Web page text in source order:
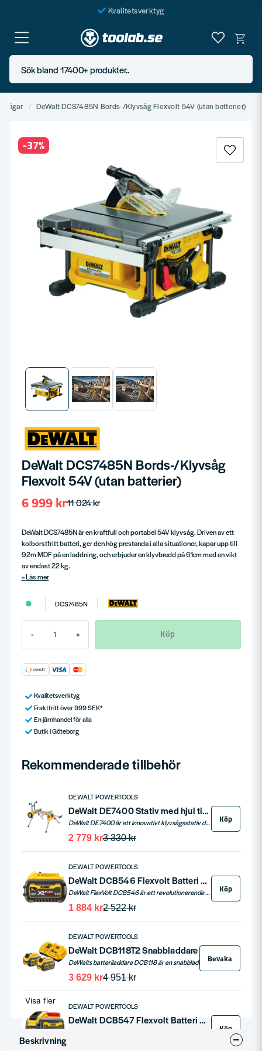
Kvalitetsverktyg
Fraktfritt över 999 SEK*
En järnhandel för alla
Butik i Göteborg
Sök bland 17400+ produkter..
DeWalt DCS7485N Bords-/Klyvsåg Flexvolt 54V (utan batterier)
-37%
DeWalt DCS7485N Bords-/Klyvsåg
Flexvolt 54V (utan batterier)
11 024 kr
6 999 kr
DeWalt DCS7485N är en kraftfull och portabel 54V klyvsåg. Driven av ett
kolborstfritt batteri, ger den hög prestanda i alla situationer, kapar upp till
92m MDF på en laddning, och erbjuder en klyvbredd på 61cm med en vikt
av endast 22 kg.
Läs mer
DCS7485N
- + Köp
Kvalitetsverktyg
Fraktfritt över 999 SEK*
En järnhandel för alla
Butik i Göteborg
Rekommenderade tillbehör
DEWALT POWERTOOLS
DeWalt DE7400 Stativ med hjul till DW744, DW745, DWE7485, DCS7485
DeWalt DE7400 är ett innovativt klyvsågsstativ designat för att öka effektiviteten på arbetsplatsen. Med universalbyglar som passar de flesta klyvsågar, stora hjul för att enkelt hantera trappsteg och ojämnheter, och en lättviktskonstruktion i aluminium, är detta stativ både praktiskt och hållbart. De infällbara benen och det upprättstående lagringsläget gör transport och förvaring enkel. Dessutom tillåter det hopvikbara handtaget att du drar sågen efter dig, vilket sparar tid och ansträngning.
3 330 kr
2 779 kr
Köp
DEWALT POWERTOOLS
DeWalt DCB546 Flexvolt Batteri 54V/18V (2,0/6,0ah)
DeWalt FlexVolt DCB546 är ett revolutionerande batteri som erbjuder 54V 2,0Ah och automatiskt växlar till 18V 6,0Ah för 18V XR-maskiner. Det ger exceptionell driftstid och prestanda, perfekt för en rad olika verktyg.
2 522 kr
1 884 kr
Köp
DEWALT POWERTOOLS
DeWalt DCB118T2 Snabbladdare Flexvolt XR + 2st Batterier 54V (2x6,0ah)
DeWalts batteriladdare DCB118 är en snabbladdare för laddning av DeWalts XR 18V & DeWalts Flexvolt 54V batterier. DCB118 laddar ett 18V batteri 6,0ah på 60 minuter. DCB118T2 levereras med 2st 54V 2,0ah Flexvolt batterier DCB546.
4 951 kr
3 629 kr
Bevaka
DEWALT POWERTOOLS
DeWalt DCB547 Flexvolt Batteri 54V 9,0ah
Köp
Visa fler
Beskrivning